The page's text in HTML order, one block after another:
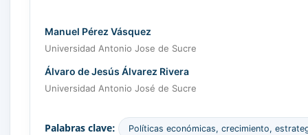
Manuel Pérez Vásquez
Universidad Antonio Jose de Sucre
Álvaro de Jesús Álvarez Rivera
Universidad Antonio José de Sucre
Palabras clave: Políticas económicas, crecimiento,